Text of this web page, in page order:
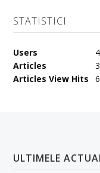
STATISTICI
Users
4
Articles
Articles View Hits
ULTIMELE